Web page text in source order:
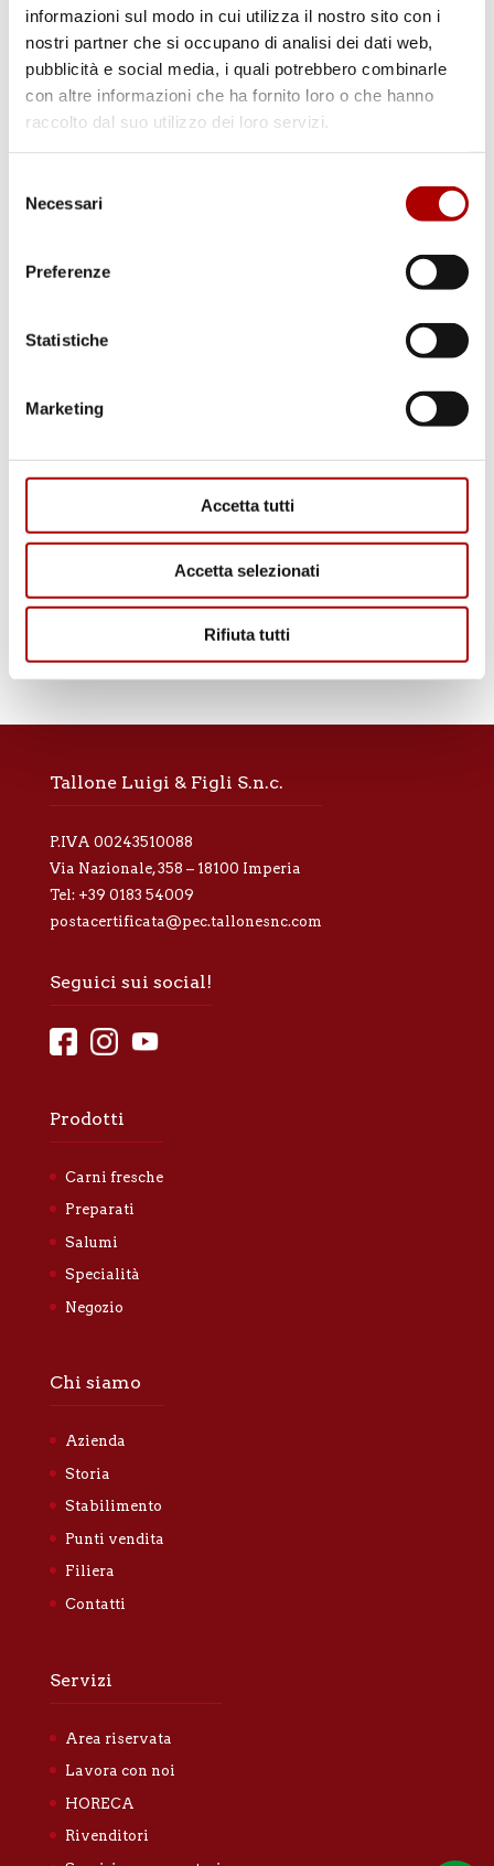
informazioni sul modo in cui utilizza il nostro sito con i
nostri partner che si occupano di analisi dei dati web,
pubblicità e social media, i quali potrebbero combinarle
con altre informazioni che ha fornito loro o che hanno
raccolto dal suo utilizzo dei loro servizi.
delNecessari
Preferenze
Statistiche
Marketing
Accetta tutti
Accetta selezionati
Rifiuta tutti
3. Aggiungi l’aglio tritato, il timo fresco,
l’olio d’oliva, sale e pepe. Mescola bene per
condire uniformemente tutte le verdure.
grattugiato per aggiungere un tocco
6. Inforna e cuoci per circa 25-30 minuti,
Tallone Luigi & Figli S.n.c.
P.IVA 00243510088
Via Nazionale, 358 – 18100 Imperia
Tel: +39 0183 54009
postacertificata@pec.tallonesnc.com
Seguici sui social!
Prodotti
Carni fresche
Preparati
Salumi
Specialità
Negozio
Chi siamo
Azienda
Storia
Stabilimento
Punti vendita
Filiera
Contatti
Servizi
Area riservata
Lavora con noi
HORECA
Rivenditori